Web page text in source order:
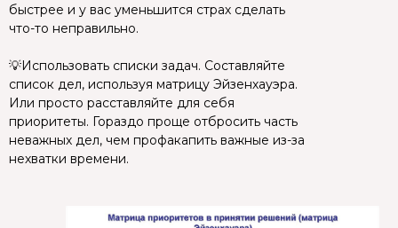
быстрее и у вас уменьшится страх сделать
что-то неправильно.
💡Использовать списки задач. Составляйте
список дел, используя матрицу Эйзенхауэра.
Или просто расставляйте для себя
приоритеты. Гораздо проще отбросить часть
неважных дел, чем профакапить важные из-за
нехватки времени.